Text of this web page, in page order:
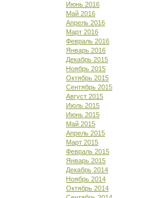
Июнь 2016
Май 2016
Апрель 2016
Март 2016
Февраль 2016
Январь 2016
Декабрь 2015
Ноябрь 2015
Октябрь 2015
Сентябрь 2015
Август 2015
Июль 2015
Июнь 2015
Май 2015
Апрель 2015
Март 2015
Февраль 2015
Январь 2015
Декабрь 2014
Ноябрь 2014
Октябрь 2014